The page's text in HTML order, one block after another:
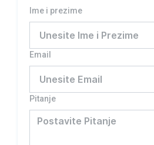
Ime i prezime
Email
Pitanje